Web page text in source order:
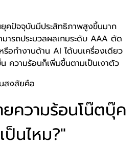
คปัจจุบันมีประสิทธิภาพสูงขึ้นมาก
มารถประมวลผลเกมระดับ AAA ตัด
อทำงานด้าน AI ได้บนเครื่องเดียว
ความร้อนก็เพิ่มขึ้นตามเป็นเงาตัว
สงสัยคือ
ความร้อนโน๊ตบุ๊ค
ป็นไหม?"